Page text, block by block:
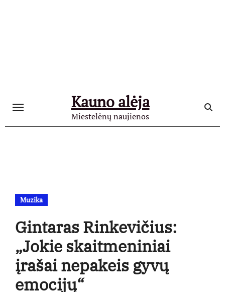
Kauno alėja
Miestelėnų naujienos
Muzika
Gintaras Rinkevičius:
„Jokie skaitmeniniai
įrašai nepakeis gyvų
emocijų“